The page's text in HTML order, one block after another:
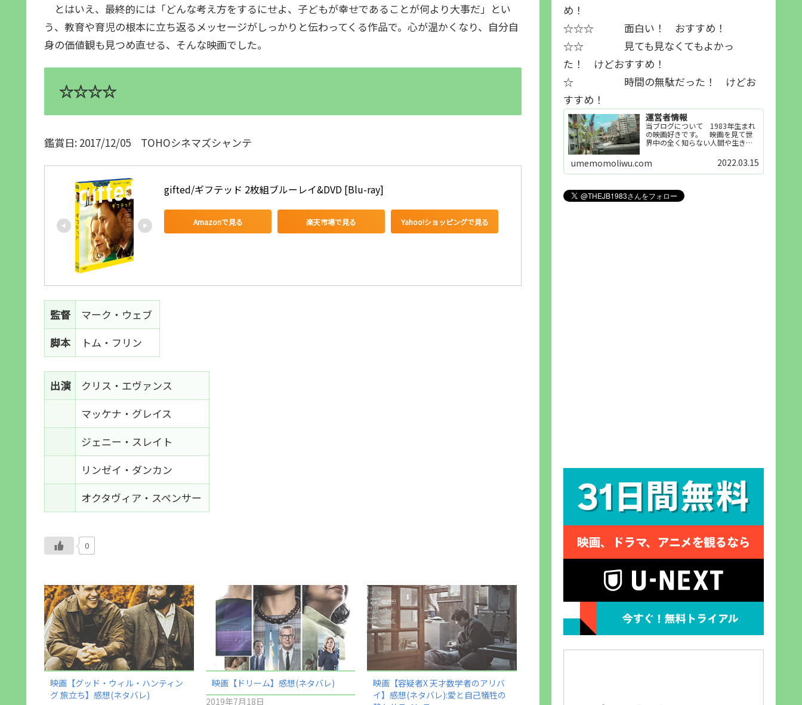
とはいえ、最終的には「どんな考え方をするにせよ、子どもが幸せであることが何より大事だ」とい
う、教育や育児の根本に立ち返るメッセージがしっかりと伝わってくる作品で。心が温かくなり、自分自
身の価値観も見つめ直せる、そんな映画でした。
☆☆☆☆
鑑賞日: 2017/12/05 TOHOシネマズシャンテ
gifted/ギフテッド 2枚組ブルーレイ&DVD [Blu-ray]
Amazonで見る 楽天市場で見る Yahoo!ショッピングで見る
監督
マーク・ウェブ
脚本
トム・フリン
出演
クリス・エヴァンス
マッケナ・グレイス
ジェニー・スレイト
リンゼイ・ダンカン
オクタヴィア・スペンサー
0
映画【グッド・ウィル・ハンティン
グ 旅立ち】感想(ネタバレ)
映画【ドリーム】感想(ネタバレ)
2019年7月18日
映画【容疑者X 天才数学者のアリバ
イ】感想(ネタバレ):愛と自己犠牲の
め！
☆☆☆ 面白い！ おすすめ！
☆☆ 見ても見なくてもよかっ
た！ けどおすすめ！
☆ 時間の無駄だった！ けどお
すすめ！
運営者情報
当ブログについて 1983年生まれ
の映画好きです。 映画を見て世
界中の全く知らない人間や生き物
世界知らない世界に触れることが
好きで映画を見てます。「映画を
見られれば幸福度を高い」とわか
umemomoliwu.com 2022.03.15